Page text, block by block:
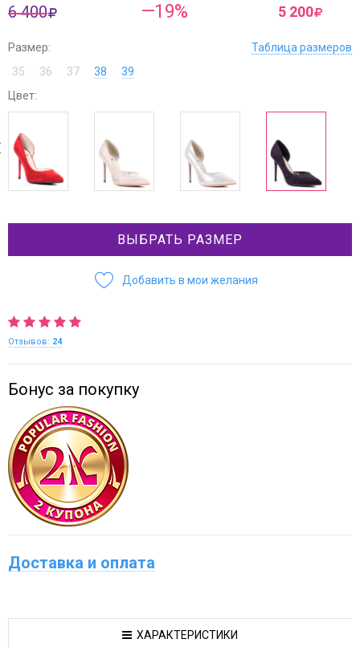
6 400 —19% 5 200
Размер:
Таблица размеров
35
36 37 38
39
Цвет:
ВЫБРАТЬ РАЗМЕР
Добавить в мои желания
Отзывов: 24
Бонус за покупку
Доставка и оплата
ХАРАКТЕРИСТИКИ